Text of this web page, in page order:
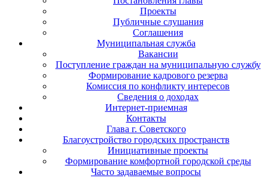
Проекты
Публичные слушания
Соглашения
Муниципальная служба
Вакансии
Поступление граждан на муниципальную службу
Формирование кадрового резерва
Комиссия по конфликту интересов
Сведения о доходах
Интернет-приемная
Контакты
Глава г. Советского
Благоустройство городских пространств
Инициативные проекты
Формирование комфортной городской среды
Часто задаваемые вопросы